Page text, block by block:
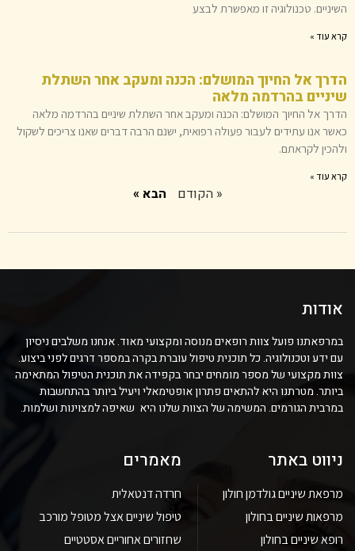
השיניים. טכנולוגיה זו מאפשרת לבצע
קרא עוד »
הדרך אל החיוך המושלם: הכנה ומעקב אחר השתלת
שיניים בהרדמה מלאה
הדרך אל החיוך המושלם: הכנה ומעקב אחר השתלת שיניים בהרדמה מלאה
כאשר אנו עתידים לעבור פעולה רפואית, ישנם הרבה דברים שאנו צריכים לשקול
ולהכין לקראתם.
קרא עוד »
« הקודם הבא »
אודות
במרפאתנו פועל צוות רופאים מנוסה ומקצועי מאוד. אנחנו משלבים ניסיון
עם ידע וטכנולוגיה. כל תוכנית טיפול עוברת בקרה במספר דרגים לפני ביצוע.
צוות מקצועי של מספר מומחים יבחר בקפידה את תוכנית הטיפול המתאימה
ביותר. מטרתנו היא להתאים פתרון אופטימאלי ויעיל ביותר בהתחשבות
במרבית הגורמים. המשימה של הצוות שלנו היא שאיפה למצוינות ושלמות.
ניווט באתר
מרפאת שיניים גולדמן חולון
מרפאות שיניים בחולון
רופא שיניים בחולון
מאמרים
חרדה דנטאלית
טיפול שיניים אצל מטופל מורכב
שחזורים אחוריים אסטטיים